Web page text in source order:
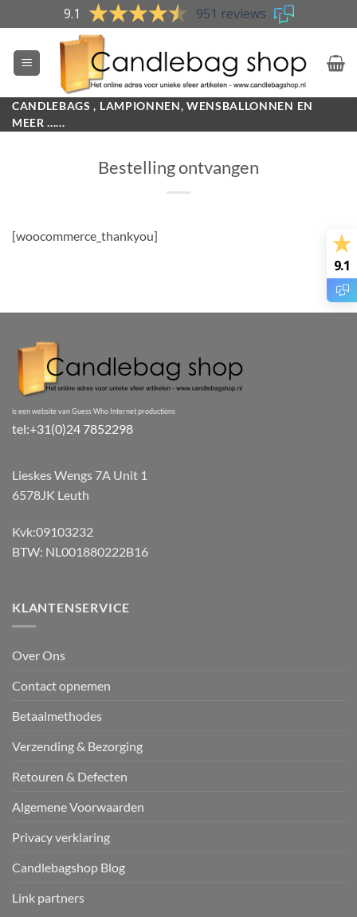
to
content
9.1 951 reviews
CANDLEBAGS , LAMPIONNEN, WENSBALLONNEN EN
MEER ......
Bestelling ontvangen
[woocommerce_thankyou]
is een website van Guess Who Internet productions
tel:+31(0)24 7852298
Lieskes Wengs 7A Unit 1
6578JK Leuth
Kvk:09103232
BTW: NL001880222B16
KLANTENSERVICE
Over Ons
Contact opnemen
Betaalmethodes
Verzending & Bezorging
Retouren & Defecten
Algemene Voorwaarden
Privacy verklaring
Candlebagshop Blog
Link partners
9.1